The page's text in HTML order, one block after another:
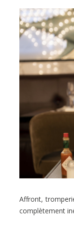
Affront,
complètement